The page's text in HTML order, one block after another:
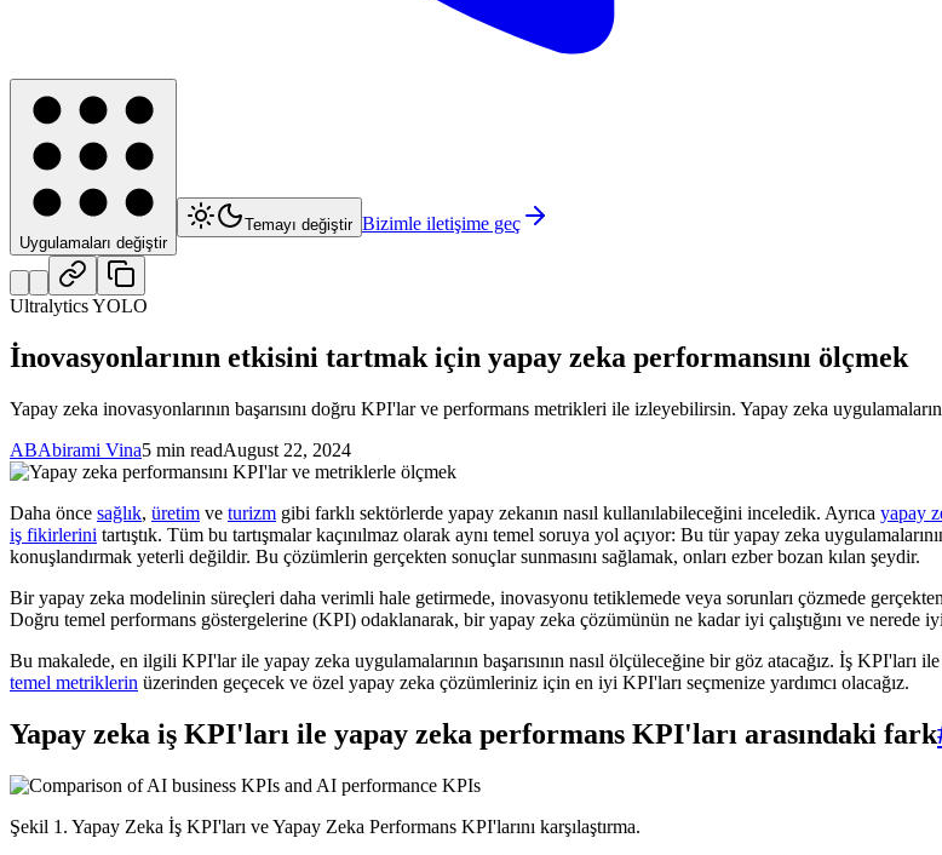
Uygulamaları değiştir
Temayı değiştir Bizimle iletişime geç
Ultralytics YOLO
İnovasyonlarının etkisini tartmak için yapay zeka performansını ölçmek
Yapay zeka inovasyonlarının başarısını doğru KPI'lar ve performans metrikleri ile izleyebilirsin. Yapay zeka
ABAbirami Vina5 min readAugust 22, 2024
Daha önce sağlık, üretim ve turizm gibi farklı sektörlerde yapay zekanın nasıl kullanılabileceğini inceledik. Ayrıca yapay
iş fikirlerini tartıştık. Tüm bu tartışmalar kaçınılmaz olarak aynı temel soruya yol açıyor: Bu tür yapay zeka
konuşlandırmak yeterli değildir. Bu çözümlerin gerçekten sonuçlar sunmasını sağlamak, onları ezber bozan kılan şeydir.
Bir yapay zeka modelinin süreçleri daha verimli hale getirmede, inovasyonu tetiklemede veya sorunları çözmede
Doğru temel performans göstergelerine (KPI) odaklanarak, bir yapay zeka çözümünün ne kadar iyi çalıştığını ve nerede
Bu makalede, en ilgili KPI'lar ile yapay zeka uygulamalarının başarısının nasıl ölçüleceğine bir göz atacağız. İş KPI'ları
temel metriklerin üzerinden geçecek ve özel yapay zeka çözümleriniz için en iyi KPI'ları seçmenize yardımcı olacağız.
Yapay zeka iş KPI'ları ile yapay zeka performans KPI'ları arasındaki fark
Şekil 1. Yapay Zeka İş KPI'ları ve Yapay Zeka Performans KPI'larını karşılaştırma.